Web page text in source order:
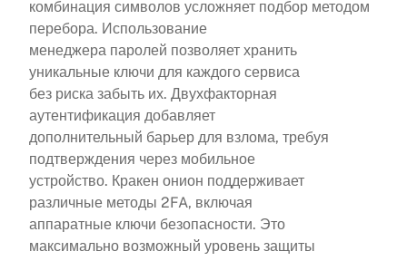
комбинация символов усложняет подбор методом
перебора. Использование
менеджера паролей позволяет хранить
уникальные ключи для каждого сервиса
без риска забыть их. Двухфакторная
аутентификация добавляет
дополнительный барьер для взлома, требуя
подтверждения через мобильное
устройство. Кракен онион поддерживает
различные методы 2FA, включая
аппаратные ключи безопасности. Это
максимально возможный уровень защиты